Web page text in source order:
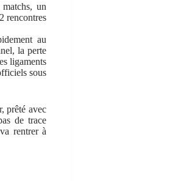
un
rencontres
au
la perte
ligaments
sous
prêté avec
de trace
rentrer à